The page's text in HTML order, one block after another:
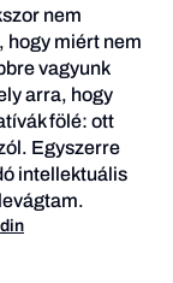
nem
hogy miért nem
vagyunk
arra, hogy
fölé: ott
Egyszerre
intellektuális